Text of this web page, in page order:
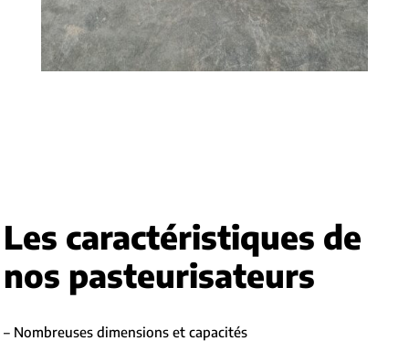
Les caractéristiques de
nos pasteurisateurs
– Nombreuses dimensions et capacités